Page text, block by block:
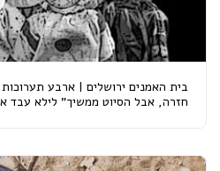
בית האמנים ירושלים | ארבע
חזרה, אבל הסיוט ממשיך" לילא עבד